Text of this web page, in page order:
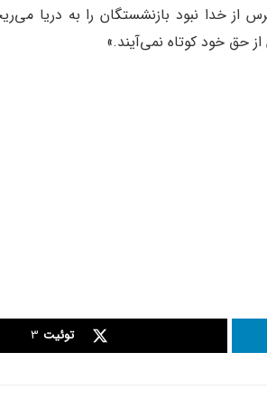
خدا نبود بازنشستگان را به دریا
حق خود کوتاه نمی‌آیند.»
توئیت 3